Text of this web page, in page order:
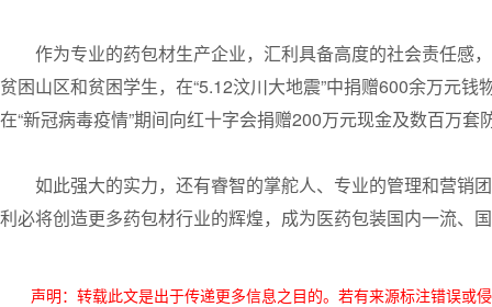
作为专业的药包材生产企业，汇利具备高度的社会责任感
贫困山区和贫困学生，在“5.12汶川大地震”中捐赠600余万元
在“新冠病毒疫情”期间向红十字会捐赠200万元现金及数百万
如此强大的实力，还有睿智的掌舵人、专业的管理和营销
利必将创造更多药包材行业的辉煌，成为医药包装国内一流、
声明：转载此文是出于传递更多信息之目的。若有来源标注错误或